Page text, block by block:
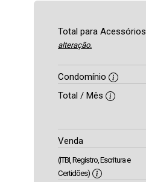
Total para Acessórios
alteração.
Condomínio
Total / Mês
Venda
(ITBI, Registro, Escritura e
Certidões)